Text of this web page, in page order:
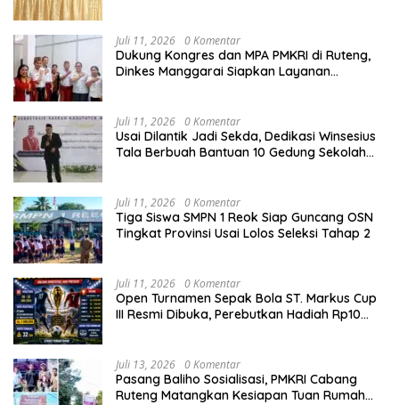
Juli 11, 2026 0 Komentar
Dukung Kongres dan MPA PMKRI di Ruteng,
Dinkes Manggarai Siapkan Layanan
Juli 11, 2026 0 Komentar
Usai Dilantik Jadi Sekda, Dedikasi Winsesius
Tala Berbuah Bantuan 10 Gedung Sekolah
Juli 11, 2026 0 Komentar
Tiga Siswa SMPN 1 Reok Siap Guncang OSN
Tingkat Provinsi Usai Lolos Seleksi Tahap 2
Juli 11, 2026 0 Komentar
Open Turnamen Sepak Bola ST. Markus Cup
III Resmi Dibuka, Perebutkan Hadiah Rp10
Juli 13, 2026 0 Komentar
Pasang Baliho Sosialisasi, PMKRI Cabang
Ruteng Matangkan Kesiapan Tuan Rumah